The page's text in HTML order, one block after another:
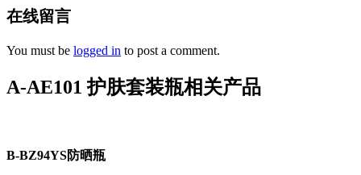
在线留言
You must be logged in to post a comment.
A-AE101 护肤套装瓶相关产品
B-BZ94YS防晒瓶